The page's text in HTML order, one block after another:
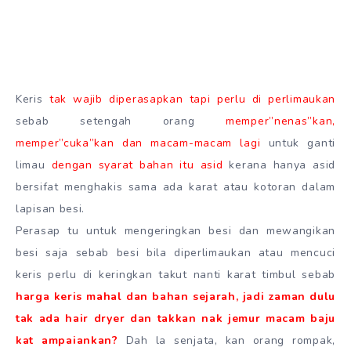
Keris tak wajib diperasapkan tapi perlu di perlimaukan
sebab setengah orangmemper”nenas”kan,
memper”cuka”kan dan macam-macam lagi untuk ganti
limau dengan syarat bahan itu asid kerana hanya asid
bersifat menghakis sama ada karat atau kotoran dalam
lapisan besi.
Perasap tu untuk mengeringkan besi dan mewangikan
besi saja sebab besi bila diperlimaukan atau mencuci
keris perlu di keringkan takut nanti karat timbul sebab
harga keris mahal dan bahan sejarah, jadi zaman dulu
tak ada hair dryer dan takkan nak jemur macam baju
kat ampaiankan? Dah la senjata, kan orang rompak,